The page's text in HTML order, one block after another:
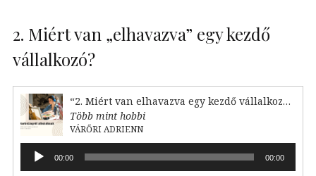
2. Miért van „elhavazva” egy kezdő
vállalkozó?
“2. Miért van elhavazva egy kezdő vállalkozó?”
Több mint hobbi
VÁRŐRI ADRIENN
Audió
lejátszó00:00 00:00